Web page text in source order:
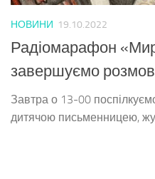
НОВИНИ 19.10.2022
Радіомарафон
завершуємо
Завтра о 13-00
дитячою письменницею,